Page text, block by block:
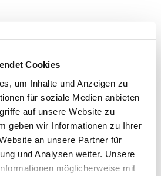
Cookies
um Inhalte und Anzeigen zu
für soziale Medien anbieten
auf unsere Website zu
geben wir Informationen zu Ihrer
an unsere Partner für
und Analysen weiter. Unsere
möglicherweise mit
spočíva predovšetkým v celkovej
prípadne nemusí vôbec
Odhliadnuc od bezpečnostných
komínom problém napríklad aj
teda odporúčame mať poriadne
v súlade s odporúčaniami
komínového systému.
všetkom je potrebné dbať napríslušné